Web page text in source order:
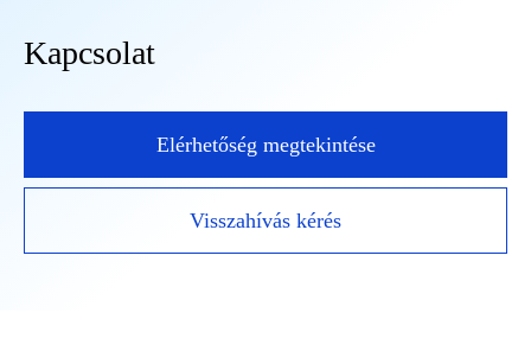
Kapcsolat
Elérhetőség megtekintése
Visszahívás kérés